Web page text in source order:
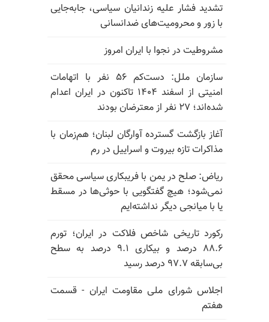
تشدید فشار علیه زندانیان سیاسی، جابه‌جایی
با زور و محرومیت‌های ضدانسانی
مشروطیت در نجوا با ایران امروز
سازمان ملل: دست‌کم ۵۶ نفر با اتهامات
امنیتی از اسفند ۱۴۰۴ تاکنون در ایران اعدام
شده‌اند؛ ۲۷ نفر از معترضان بودند
آغاز بازگشت گسترده آوارگان لبنان؛ هم‌زمان با
مذاکرات تازه بیروت و اسراییل در رم
ریاض: صلح در یمن با فریبکاری سیاسی محقق
نمی‌شود؛ هیچ گفتگویی با حوثی‌ها در مسقط
یا با میانجی دیگر نداشته‌ایم
رکورد تاریخی شاخص فلاکت در ایران؛ تورم
۸۸.۶ درصد و بیکاری ۹.۱ درصد به سطح
بی‌سابقه ۹۷.۷ درصد رسید
اجلاس شورای ملی مقاومت ایران - قسمت
هفتم